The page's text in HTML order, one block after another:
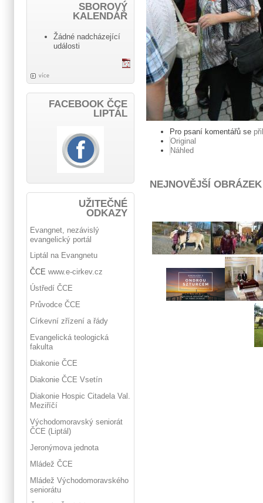
Pro psaní komentářů se
Original
Náhled
NEJNOVĚJŠÍ OBRÁZEK
SBOROVÝ
KALENDÁŘ
Žádné nadcházející
události
více
FACEBOOK ČCE
LIPTÁL
UŽITEČNÉ
ODKAZY
Evangnet, nezávislý
evangelický portál
Liptál na Evangnetu
ČCE www.e-cirkev.cz
Ústředí ČCE
Průvodce ČCE
Církevní zřízení a řády
Evangelická teologická
fakulta
Diakonie ČCE
Diakonie ČCE Vsetín
Diakonie Hospic Citadela Val.
Meziříčí
Východomoravský seniorát
ČCE (Liptál)
Jeronýmova jednota
Mládež ČCE
Mládež Východomoravského
seniorátu